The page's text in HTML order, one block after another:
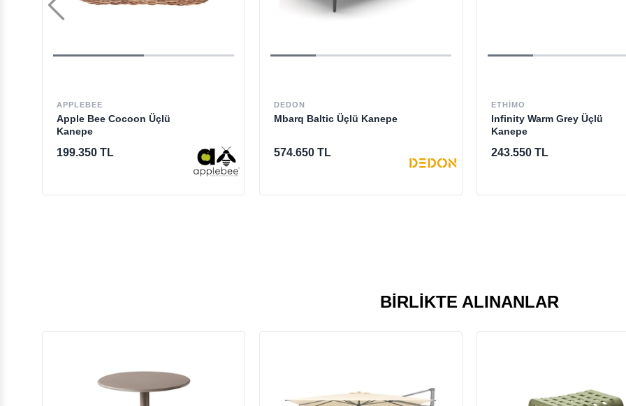
APPLEBEE
Apple Bee Cocoon Üçlü
Kanepe
199.350 TL
DEDON
Mbarq Baltic Üçlü Kanepe
574.650 TL
ETHIMO
Infinity Warm Grey Üçlü
Kanepe
243.550 TL
BIRLIKTE ALINANLAR